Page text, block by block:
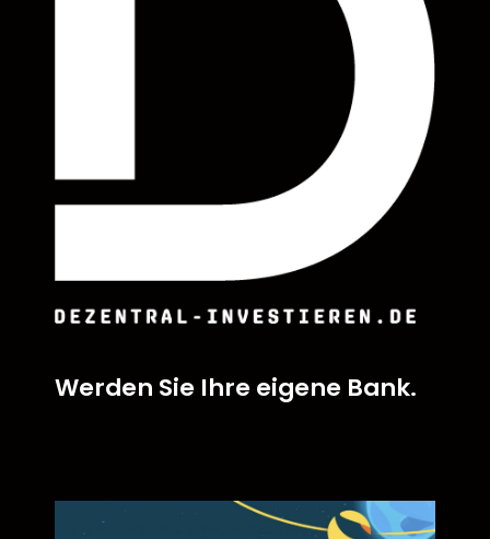
Werden Sie Ihre eigene Bank.